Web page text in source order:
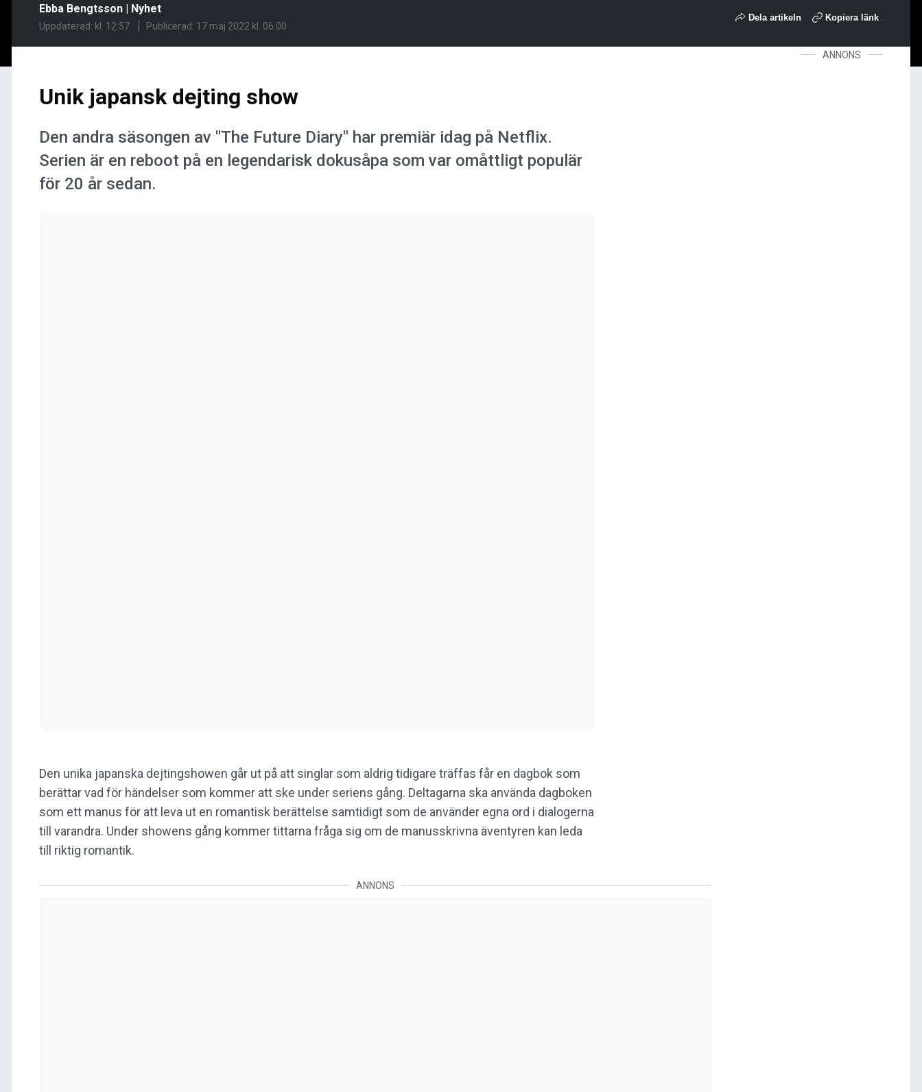
Ebba Bengtsson | Nyhet
Uppdaterad: kl. 12:57 Publicerad: 17 maj 2022 kl. 06:00
Dela artikeln Kopiera länk
Unik japansk dejting show
Den andra säsongen av "The Future Diary" har premiär idag på Netflix.
Serien är en reboot på en legendarisk dokusåpa som var omåttligt populär
för 20 år sedan.
Den unika japanska dejtingshowen går ut på att singlar som aldrig tidigare träffas får en dagbok som
berättar vad för händelser som kommer att ske under seriens gång. Deltagarna ska använda dagboken
som ett manus för att leva ut en romantisk berättelse samtidigt som de använder egna ord i dialogerna
till varandra. Under showens gång kommer tittarna fråga sig om de manusskrivna äventyren kan leda
till riktig romantik.
ANNONS
ANNONS